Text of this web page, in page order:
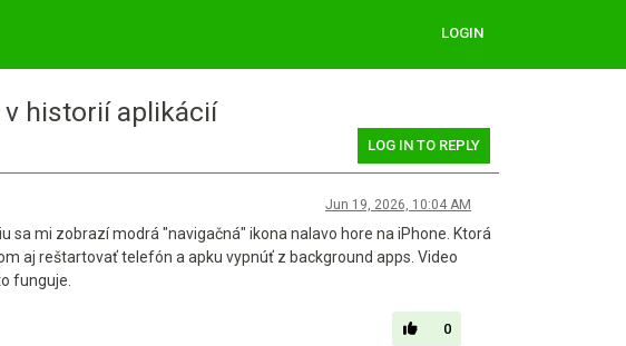
LOGIN
v historií aplikácií
LOG IN TO REPLY
Jun 19, 2026, 10:04 AM
sa mi zobrazí modrá "navigačná" ikona nalavo hore na iPhone. Ktorá
aj reštartovať telefón a apku vypnúť z background apps. Video
funguje.
0